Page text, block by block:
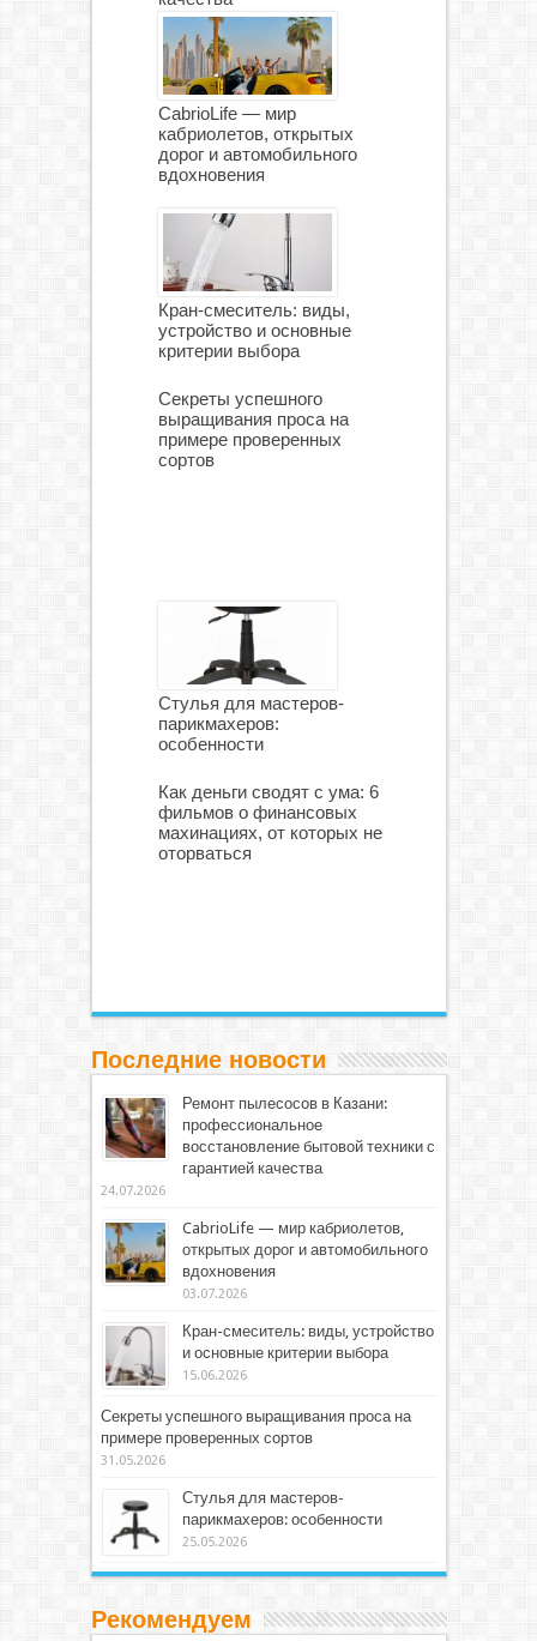
CabrioLife — мир
кабриолетов, открытых
дорог и автомобильного
вдохновения
Кран-смеситель: виды,
устройство и основные
критерии выбора
Секреты успешного
выращивания проса на
примере проверенных
сортов
Стулья для мастеров-
парикмахеров:
особенности
Как деньги сводят с ума: 6
фильмов о финансовых
махинациях, от которых не
оторваться
Последние новости
Ремонт пылесосов в Казани:
профессиональное
восстановление бытовой техники с
гарантией качества
24.07.2026
CabrioLife — мир кабриолетов,
открытых дорог и автомобильного
вдохновения
03.07.2026
Кран-смеситель: виды, устройство
и основные критерии выбора
15.06.2026
Секреты успешного выращивания проса на
примере проверенных сортов
31.05.2026
Стулья для мастеров-
парикмахеров: особенности
25.05.2026
Рекомендуем